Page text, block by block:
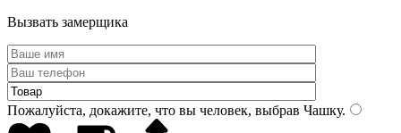
Вызвать замерщика
Пожалуйста, докажите, что вы человек, выбрав Чашку.